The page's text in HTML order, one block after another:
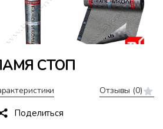
СТОП
Отзывы (0)
Поделиться